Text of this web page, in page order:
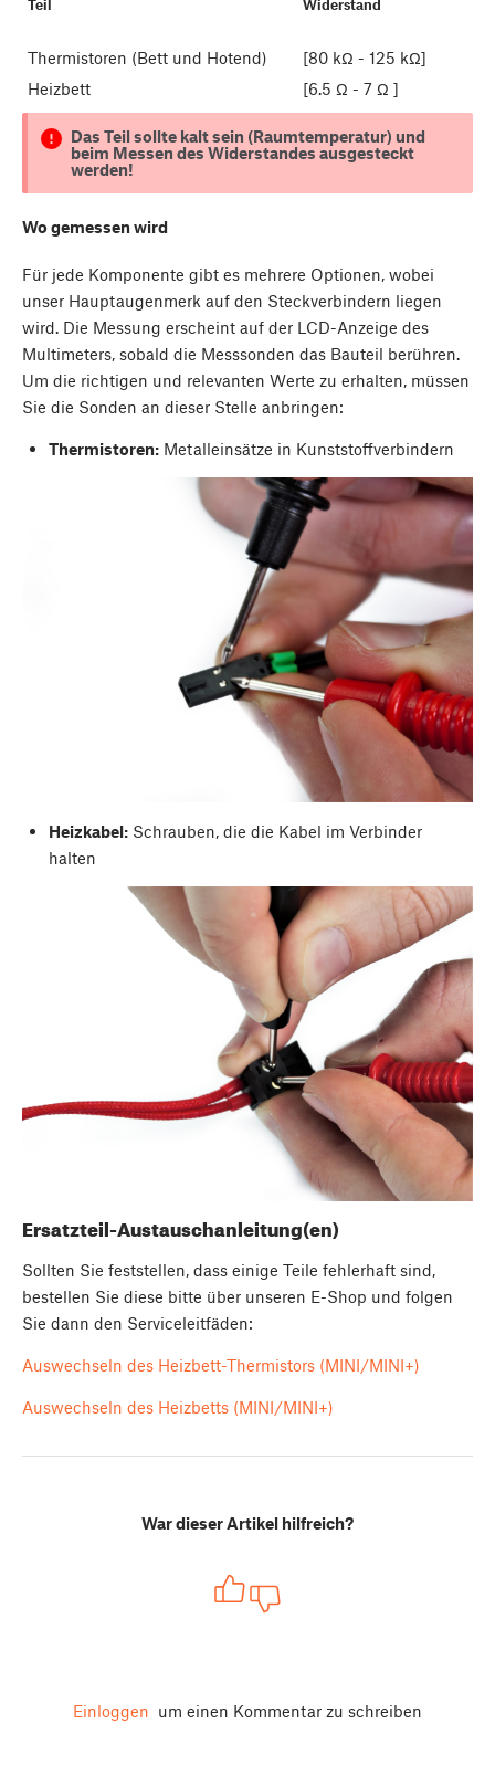
Teil Widerstand
Thermistoren (Bett und Hotend)
[80 kΩ - 125 kΩ]
Heizbett
[6.5 Ω - 7 Ω ]
Das Teil sollte kalt sein (Raumtemperatur) und
beim Messen des Widerstandes ausgesteckt
werden!
Wo gemessen wird
Für jede Komponente gibt es mehrere Optionen, wobei
unser Hauptaugenmerk auf den Steckverbindern liegen
wird. Die Messung erscheint auf der LCD-Anzeige des
Multimeters, sobald die Messsonden das Bauteil berühren.
Um die richtigen und relevanten Werte zu erhalten, müssen
Sie die Sonden an dieser Stelle anbringen:
Thermistoren:Metalleinsätze in Kunststoffverbindern
Heizkabel:Schrauben, die die Kabel im Verbinder
halten
Ersatzteil-Austauschanleitung(en)
Sollten Sie feststellen, dass einige Teile fehlerhaft sind,
bestellen Sie diese bitte über unseren E-Shop und folgen
Sie dann den Serviceleitfäden:
Auswechseln des Heizbett-Thermistors (MINI/MINI+)
Auswechseln des Heizbetts (MINI/MINI+)
War dieser Artikel hilfreich?
Einloggen um einen Kommentar zu schreiben